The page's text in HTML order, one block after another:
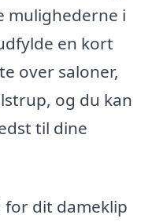
mulighederne i
en kort
over saloner,
og du kan
til dine
dit dameklip